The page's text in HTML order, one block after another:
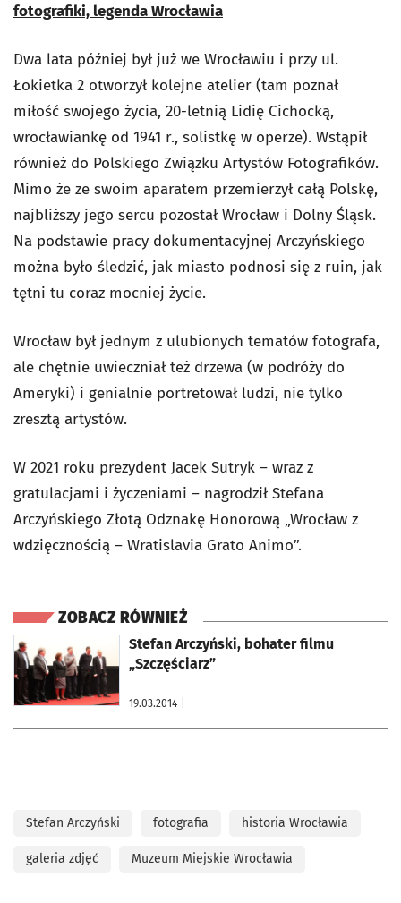
fotografiki, legenda Wrocławia
Dwa lata później był już we Wrocławiu i przy ul.
Łokietka 2 otworzył kolejne atelier (tam poznał
miłość swojego życia, 20-letnią Lidię Cichocką,
wrocławiankę od 1941 r., solistkę w operze). Wstąpił
również do Polskiego Związku Artystów Fotografików.
Mimo że ze swoim aparatem przemierzył całą Polskę,
najbliższy jego sercu pozostał Wrocław i Dolny Śląsk.
Na podstawie pracy dokumentacyjnej Arczyńskiego
można było śledzić, jak miasto podnosi się z ruin, jak
tętni tu coraz mocniej życie.
Wrocław był jednym z ulubionych tematów fotografa,
ale chętnie uwieczniał też drzewa (w podróży do
Ameryki) i genialnie portretował ludzi, nie tylko
zresztą artystów.
W 2021 roku prezydent Jacek Sutryk – wraz z
gratulacjami i życzeniami – nagrodził Stefana
Arczyńskiego Złotą Odznakę Honorową „Wrocław z
wdzięcznością – Wratislavia Grato Animo”.
ZOBACZ RÓWNIEŻ
Stefan Arczyński, bohater filmu
„Szczęściarz”
19.03.2014
otworzy się w nowej karcie
Stefan Arczyński fotografia historia Wrocławia
galeria zdjęć Muzeum Miejskie Wrocławia